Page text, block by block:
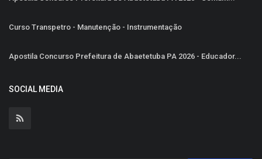
Curso Transpetro - Manutenção - Instrumentação
Apostila Concurso Prefeitura de Abaetetuba PA 2026 - Educador...
SOCIAL MEDIA